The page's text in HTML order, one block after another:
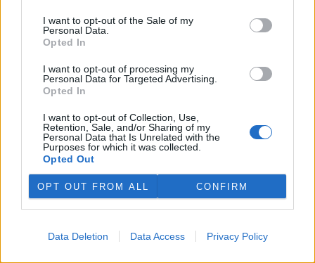
I want to opt-out of the Sale of my
Personal Data.
Opted In
I want to opt-out of processing my
Personal Data for Targeted Advertising.
Opted In
I want to opt-out of Collection, Use,
Retention, Sale, and/or Sharing of my
Personal Data that Is Unrelated with the
Purposes for which it was collected.
Opted Out
OPT OUT FROM ALL CONFIRM
Data Deletion Data Access Privacy Policy
Těžba dřeva se v Pardubickém kraji blíží době před
29.7.2026 14:28 | PARDUBICE (ČTK)
Těžba dřeva v Pardubickém
letech vrací k hodnotám, které
byly běžné před kůrovcovou
kalamitou. Podle údajů
Českého statistického úřadu (ČSÚ) vloni v regionu dosáhla milionu
metrů krychlových, což bylo meziročně o 9000 metrů krychlových
méně. Na vrcholu kůrovcové kalamity se v kraji těžilo i více než 1,6
milionu krychlových metrů, před jejím vypuknutím méně než
milion.
Bývalý vedoucí obory Březka odmítl obžalobu z týrání